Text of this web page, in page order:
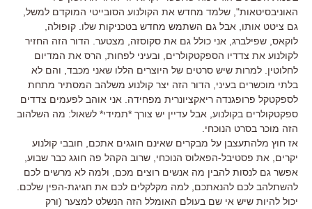
האוניבסיטאות", שלמד מחדש את הקולנוע הסובייטי המוקדם למשל,
גם ציטט אותו, אבל גם השתמש מחדש בטכניקות שלו. קופולה,
לוקאס, שפילברג, אני כולל גם את סקוסזה, מצטער. הדור הזה החזיר
לקולנוע את צדדיו הספקטקולרים, ובעיני לפחות, הרס את המדיום
לחלוטין. למרות שיש סרטים של היוצרים הללו שאני מכבד, והם לא
בלתי מוכשרים בעיני, הדור הזה יצר קולנוע משלהב המסתיר מתחת
לספקטקל פרופגנדה ריאקציונרית מפחידה. אני אוהב לפעמים צדדים
ספקטקולרים בקולנוע, אבל עדיין יש צורך *תמידי* לשאול: מה השלהוב
הזה מוכר בסרט הנוכחי.
אז חוץ מלהתעצבן על מבקרים שאינם חוגגים אתכם, חובבי קולנוע
יקרים, את פסטיבל-הפאלוס הנוכחי, שרוב הקהל פה חוגג כבר שבוע,
אפשר גם לנסות להבין מה אנשים רוצים מכם, ולמה לא מרשים לכם
להשתלהב לכם להנאתכם, למה מקלקלים לכם את חגיגת-הפין שלכם.
יכול להיות שיש אי שם בעולם האומלל הזה הנשלט למצער (ורק